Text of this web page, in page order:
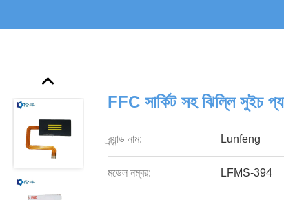
FFC সার্কিট সহ ঝিল্লি সুইচ
ব্র্যান্ড নাম: Lunfeng
মডেল নম্বর: LFMS-394